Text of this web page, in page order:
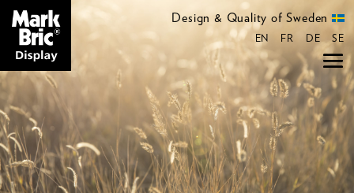
Design & Quality of Sweden
EN FR DE SE